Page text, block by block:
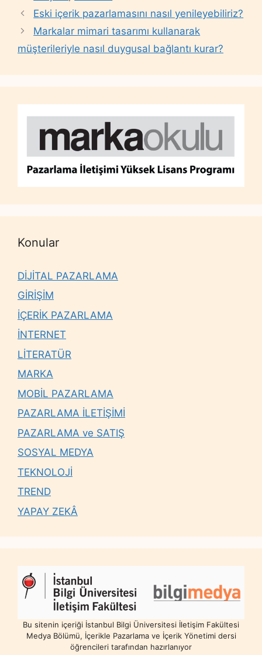
Eski içerik pazarlamasını nasıl yenileyebiliriz?
Markalar mimari tasarımı kullanarak
müşterileriyle nasıl duygusal bağlantı kurar?
Konular
DİJİTAL PAZARLAMA
GİRİŞİM
İÇERİK PAZARLAMA
İNTERNET
LİTERATÜR
MARKA
MOBİL PAZARLAMA
PAZARLAMA İLETİŞİMİ
PAZARLAMA ve SATIŞ
SOSYAL MEDYA
TEKNOLOJİ
TREND
YAPAY ZEKÂ
Bu sitenin içeriği İstanbul Bilgi Üniversitesi İletişim Fakültesi
Medya Bölümü, İçerikle Pazarlama ve İçerik Yönetimi dersi
öğrencileri tarafından hazırlanıyor